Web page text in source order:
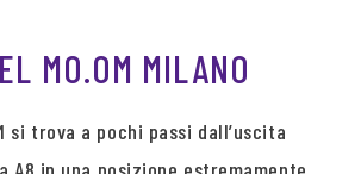
MO.OM MILANO
si trova a pochi passi dall’uscita